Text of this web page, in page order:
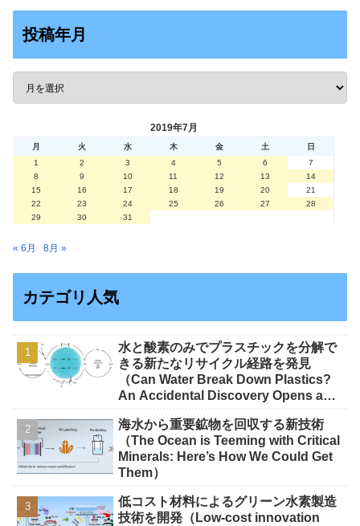
投稿年月
2019年7月
月 火 水 木 金 土
日
1
2 3 4 5 6
7
8
9 10 11 12 13
14
15
16 17 18 19 20
21
22
23 24 25 26 27
28
29
30 31
« 6月 8月 »
カテゴリ人気
水と酸素のみでプラスチックを分解で
きる新たなリサイクル経路を発見
（Can Water Break Down Plastics?
An Accidental Discovery Opens a
海水から重要鉱物を回収する新技術
（The Ocean is Teeming with Critical
Minerals: Here’s How We Could Get
Them）
低コスト材料によるグリーン水素製造
技術を開発（Low-cost innovation